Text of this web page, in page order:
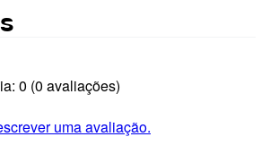
0 (0 avaliações)
uma avaliação.